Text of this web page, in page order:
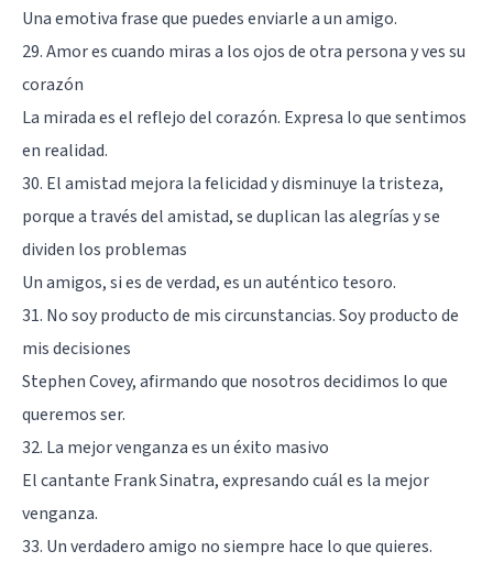
Una emotiva frase que puedes enviarle a un amigo.
29. Amor es cuando miras a los ojos de otra persona y ves su
corazón
La mirada es el reflejo del corazón. Expresa lo que sentimos
en realidad.
30. El amistad mejora la felicidad y disminuye la tristeza,
porque a través del amistad, se duplican las alegrías y se
dividen los problemas
Un amigos, si es de verdad, es un auténtico tesoro.
31. No soy producto de mis circunstancias. Soy producto de
mis decisiones
Stephen Covey, afirmando que nosotros decidimos lo que
queremos ser.
32. La mejor venganza es un éxito masivo
El cantante Frank Sinatra, expresando cuál es la mejor
venganza.
33. Un verdadero amigo no siempre hace lo que quieres.